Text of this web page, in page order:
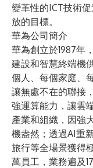
變革性的ICT技術
放的目標。
華為公司簡介
華為創立於1987年
建設和智慧終端機
個人、每個家庭、
讓無處不在的聯接
強運算能力，讓雲
產業和組織，因強
機盎然；透過AI重
旅行等全場景獲得
萬員工，業務遍及